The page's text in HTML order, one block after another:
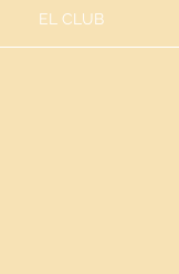
EL CLUB